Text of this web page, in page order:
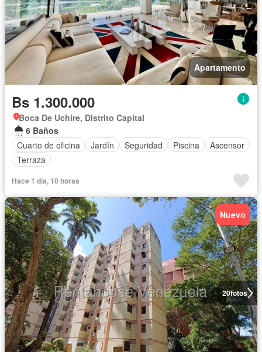
Apartamento
Bs 1.300.000
Boca De Uchire, Distrito Capital
6 Baños
Cuarto de oficina
Jardín Seguridad Piscina
Ascensor
Terraza
Hace 1 día, 10 horas
20fotos
Nuevo